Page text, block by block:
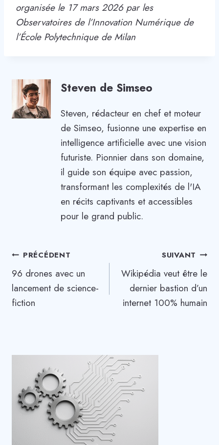
organisée le 17 mars 2026 par les
Observatoires de l’Innovation Numérique de
l’École Polytechnique de Milan
Steven de Simseo
Steven, rédacteur en chef et moteur
de Simseo, fusionne une expertise en
intelligence artificielle avec une vision
futuriste. Pionnier dans son domaine,
il guide son équipe avec passion,
transformant les complexités de l'IA
en récits captivants et accessibles
pour le grand public.
Navigation
de
l’article
PRÉCÉDENT
96 drones avec un
lancement de science-
fiction
SUIVANT
Wikipédia veut être le
dernier bastion d’un
internet 100% humain